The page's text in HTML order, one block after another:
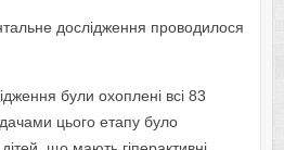
дослідження проводилося
були охоплені всі 83
цього етапу було